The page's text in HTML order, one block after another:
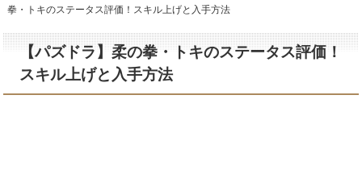
拳・トキのステータス評価！スキル上げと入手方法
【パズドラ】柔の拳・トキのステータス評価！
スキル上げと入手方法